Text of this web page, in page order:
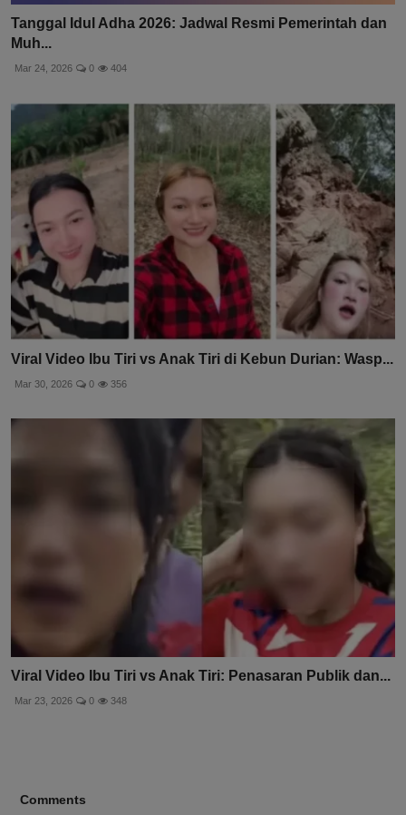
Tanggal Idul Adha 2026: Jadwal Resmi Pemerintah dan
Muh...
Mar 24, 2026 0 404
Viral Video Ibu Tiri vs Anak Tiri di Kebun Durian: Wasp...
Mar 30, 2026 0 356
Viral Video Ibu Tiri vs Anak Tiri: Penasaran Publik dan...
Mar 23, 2026 0 348
Comments